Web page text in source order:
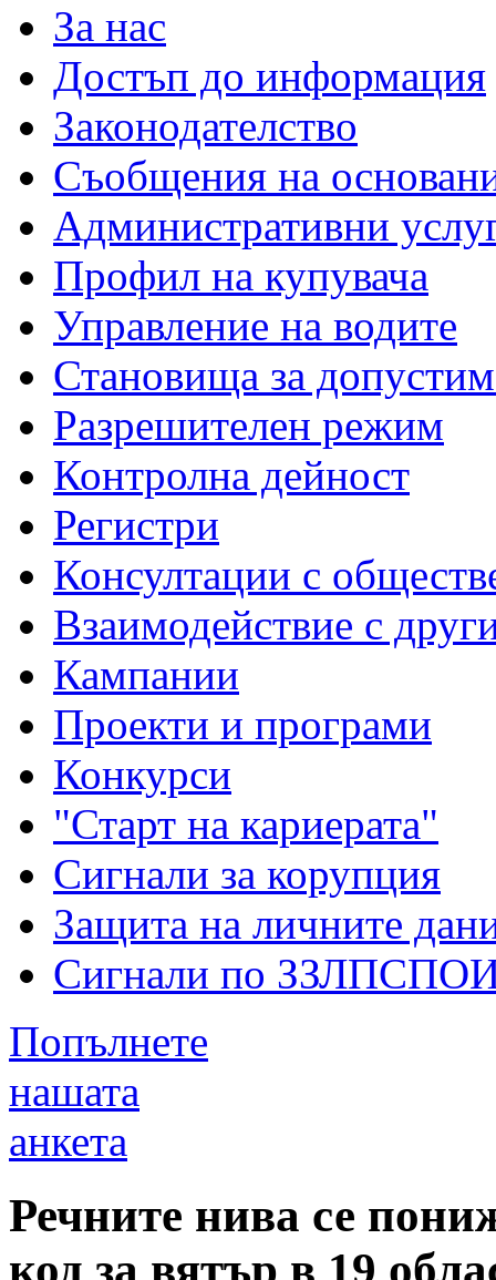
За нас
Достъп до информация
Законодателство
Съобщения на
Административни
Профил на купувача
Управление на водите
Становища за
Разрешителен режим
Контролна дейност
Регистри
Консултации с
Взаимодействие с
Кампании
Проекти и програми
Конкурси
"Старт на кариерата"
Сигнали за корупция
Защита на личните
Сигнали по
Попълнете
нашата
анкета
Речните нива се
код за вятър в 19